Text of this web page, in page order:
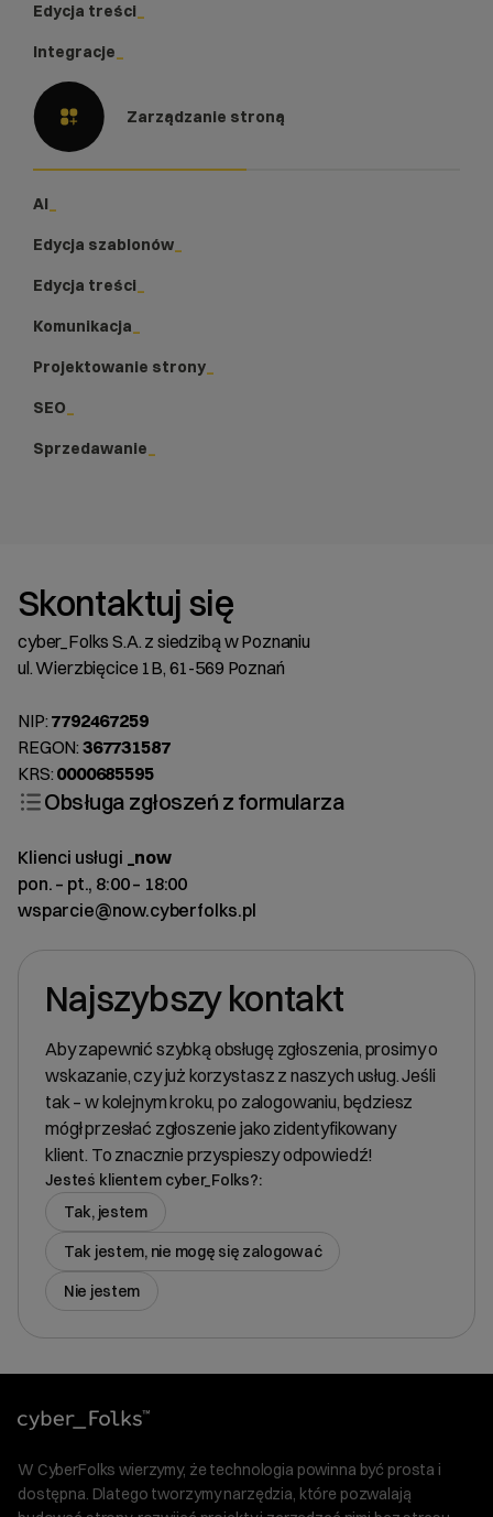
Edycja treści
Integracje
Zarządzanie stroną
AI
Edycja szablonów
Edycja treści
Komunikacja
Projektowanie strony
SEO
Sprzedawanie
Skontaktuj się
cyber_Folks S.A. z siedzibą w Poznaniu
ul. Wierzbięcice 1B, 61-569 Poznań
NIP: 7792467259
REGON: 367731587
KRS: 0000685595
Obsługa zgłoszeń z formularza
Klienci usługi _now
pon. – pt., 8:00 – 18:00
wsparcie@now.cyberfolks.pl
Najszybszy kontakt
Aby zapewnić szybką obsługę zgłoszenia, prosimy o
wskazanie, czy już korzystasz z naszych usług. Jeśli
tak – w kolejnym kroku, po zalogowaniu, będziesz
mógł przesłać zgłoszenie jako zidentyfikowany
klient. To znacznie przyspieszy odpowiedź!
Jesteś klientem cyber_Folks?:
Tak, jestem
Tak jestem, nie mogę się zalogować
Nie jestem
W CyberFolks wierzymy, że technologia powinna być prosta i
dostępna. Dlatego tworzymy narzędzia, które pozwalają